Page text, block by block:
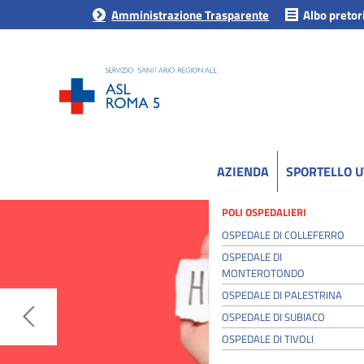
Amministrazione Trasparente Albo
AZIENDA SPORTELLO
POLI OSPEDALIERI
OSPEDALE DI COLLEFERRO
OSPEDALE DI
MONTEROTONDO
OSPEDALE DI PALESTRINA
OSPEDALE DI SUBIACO
OSPEDALE DI TIVOLI